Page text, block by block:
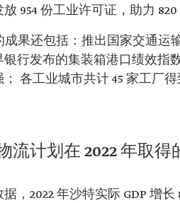
954 份工业许可证，助力 820
成果还包括：推出国家交通运
银行发布的集装箱港口绩效指
各工业城市共计 45 家工厂
流计划在 2022 年取得
，2022 年沙特实际 GDP 增长